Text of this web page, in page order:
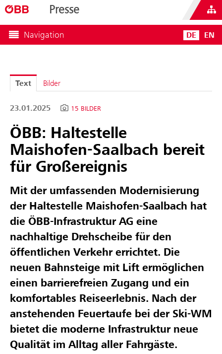
Presse
Navigation DE EN
Text Bilder
23.01.2025 15 BILDER
ÖBB: Haltestelle
Maishofen-Saalbach bereit
für Großereignis
Mit der umfassenden Modernisierung
der Haltestelle Maishofen-Saalbach hat
die ÖBB-Infrastruktur AG eine
nachhaltige Drehscheibe für den
öffentlichen Verkehr errichtet. Die
neuen Bahnsteige mit Lift ermöglichen
einen barrierefreien Zugang und ein
komfortables Reiseerlebnis. Nach der
anstehenden Feuertaufe bei der Ski-WM
bietet die moderne Infrastruktur neue
Qualität im Alltag aller Fahrgäste.